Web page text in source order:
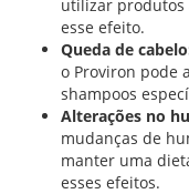
utilizar produtos
esse efeito.
Queda de
o Proviron pode
shampoos
Alterações no
mudanças de
manter uma
esses efeitos.